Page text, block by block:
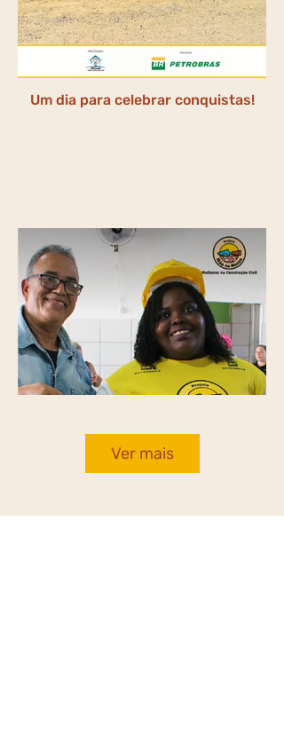
Um dia para celebrar conquistas!
Transformação
Ver mais